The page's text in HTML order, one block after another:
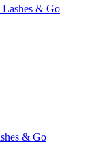
Lashes & Go
& Go